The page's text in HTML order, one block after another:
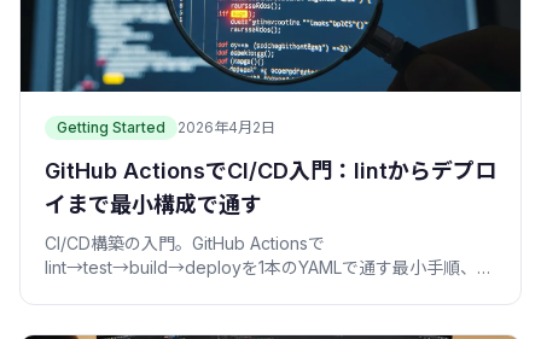
Getting Started 2026年4月2日
GitHub ActionsでCI/CD入門：lintからデプロ
イまで最小構成で通す
CI/CD構築の入門。GitHub Actionsで
lint→test→build→deployを1本のYAMLで通す最小手順、ト